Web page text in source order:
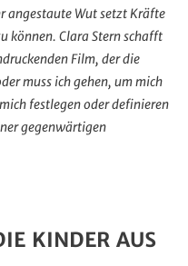
angestaute Wut setzt Kräfte
können. Clara Stern schafft
Film, der die
muss ich gehen, um mich
festlegen oder definieren
gegenwärtigen
KINDER AUS